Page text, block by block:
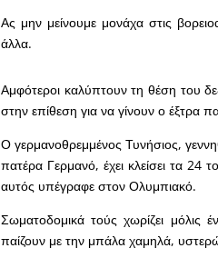
Ας μην μείνουμε μονάχα στις
άλλα.
Αμφότεροι καλύπτουν τη θέση του
στην επίθεση για να γίνουν ο έξτρα
Ο γερμανοθρεμμένος Τυνήσιος,
πατέρα Γερμανό, έχει κλείσει τα 24
αυτός υπέγραφε στον Ολυμπιακό.
Σωματοδομικά τούς χωρίζει
παίζουν με την μπάλα χαμηλά,